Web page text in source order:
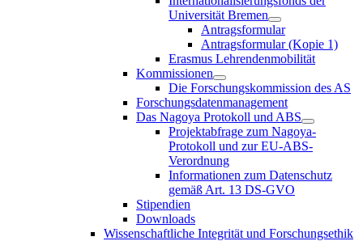
Universität Bremen
Antragsformular
Antragsformular (Kopie 1)
Erasmus Lehrendenmobilität
Kommissionen
Die Forschungskommission des AS
Forschungsdatenmanagement
Das Nagoya Protokoll und ABS
Projektabfrage zum Nagoya-
Protokoll und zur EU-ABS-
Verordnung
Informationen zum Datenschutz
gemäß Art. 13 DS-GVO
Stipendien
Downloads
Wissenschaftliche Integrität und Forschungsethik